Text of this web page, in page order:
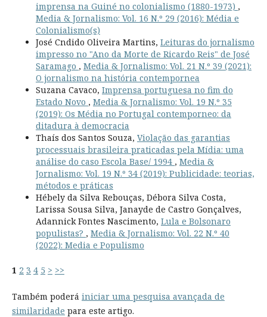
imprensa na Guiné no colonialismo (1880-1973) ,
Media & Jornalismo: Vol. 16 N.º 29 (2016): Média e
Colonialismo(s)
José Cndido Oliveira Martins, Leituras do jornalismo
impresso no "Ano da Morte de Ricardo Reis" de José
Saramago , Media & Jornalismo: Vol. 21 N.º 39 (2021):
O jornalismo na história contempornea
Suzana Cavaco, Imprensa portuguesa no fim do
Estado Novo , Media & Jornalismo: Vol. 19 N.º 35
(2019): Os Média no Portugal contemporneo: da
ditadura à democracia
Thaís dos Santos Souza, Violação das garantias
processuais brasileira praticadas pela Mídia: uma
análise do caso Escola Base/ 1994 , Media &
Jornalismo: Vol. 19 N.º 34 (2019): Publicidade: teorias,
métodos e práticas
Hébely da Silva Rebouças, Débora Silva Costa,
Larissa Sousa Silva, Janayde de Castro Gonçalves,
Adannick Fontes Nascimento, Lula e Bolsonaro
populistas? , Media & Jornalismo: Vol. 22 N.º 40
(2022): Media e Populismo
1 2 3 4 5 > >>
Também poderá iniciar uma pesquisa avançada de
similaridade para este artigo.